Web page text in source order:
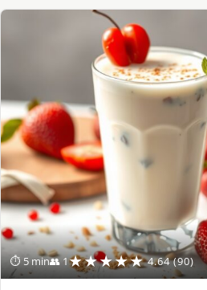
⏱ 5 min👥 1★★★★★ 4.64 (90)